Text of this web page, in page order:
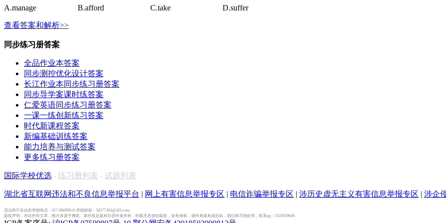
A.manage B.afford C.take D.suffer
查看答案和解析>>
同步练习册答案
全品作业本答案
同步测控优化设计答案
长江作业本同步练习册答案
同步导学案课时练答案
仁爱英语同步练习册答案
一课一练创新练习答案
时代新课程答案
新编基础训练答案
能力培养与测试答案
更多练习册答案
国际学校优选 - 练习册列表 - 试题列表
湖北省互联网违法和不良信息举报平台 | 网上有害信息举报专区 | 电信诈骗举报专区 | 涉历史虚无主义有害信息举报专区 | 涉企
违法和不良信息举报电话：027-86699610 举报邮箱：58377363@163.com
版权声明：本站所有文章，图片来源于网络，著作权及版权归原作者所有，转载无意侵犯版权，如有侵权，请作者速来函告知，我们将尽快处理，联系qq：3310059649。